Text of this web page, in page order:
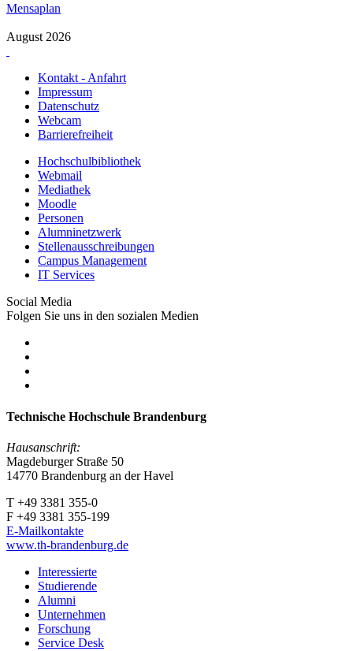
Mensaplan
August 2026
Kontakt - Anfahrt
Impressum
Datenschutz
Webcam
Barrierefreiheit
Hochschulbibliothek
Webmail
Mediathek
Moodle
Personen
Alumninetzwerk
Stellenausschreibungen
Campus Management
IT Services
Social Media
Folgen Sie uns in den sozialen Medien
Technische Hochschule Brandenburg
Hausanschrift:
Magdeburger Straße 50
14770 Brandenburg an der Havel
T +49 3381 355-0
F +49 3381 355-199
E-Mailkontakte
www.th-brandenburg.de
Interessierte
Studierende
Alumni
Unternehmen
Forschung
Service Desk